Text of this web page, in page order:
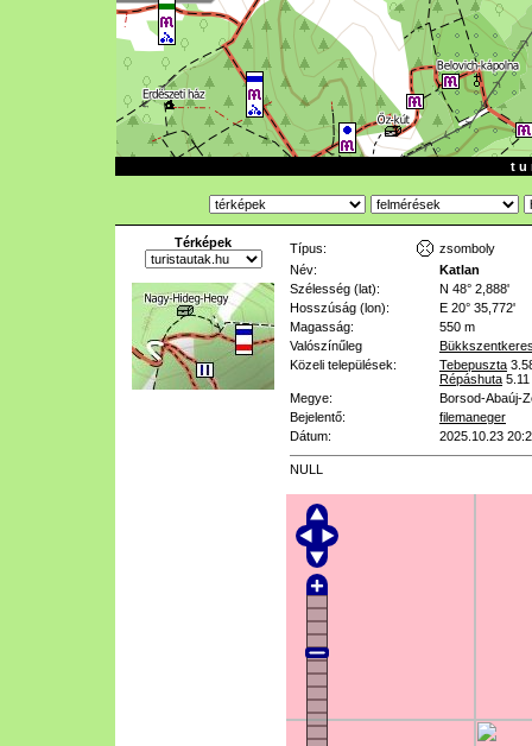
t u
Térképek Típus:
zsomboly
Név:
Katlan
Szélesség (lat):
N 48° 2,888'
Hosszúság (lon):
E 20° 35,772'
Magasság:
550 m
Valószínűleg
Közeli települések:
Tebepuszta
Répáshuta
Megye:
Borsod-Abaúj-
Bejelentő:
filemaneger
Dátum:
2025.10.23
NULL